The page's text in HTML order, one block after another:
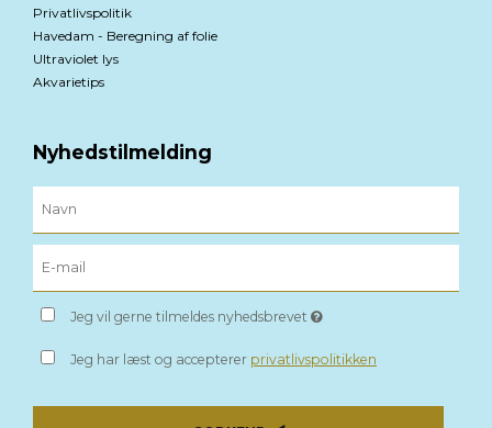
Privatlivspolitik
Havedam - Beregning af folie
Ultraviolet lys
Akvarietips
Nyhedstilmelding
Jeg vil gerne tilmeldes nyhedsbrevet
Jeg har læst og accepterer privatlivspolitikken